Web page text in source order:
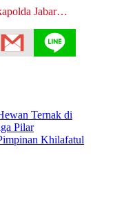
Jabar…
Ternak di
Pilar
Khilafatul